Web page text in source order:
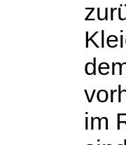
im